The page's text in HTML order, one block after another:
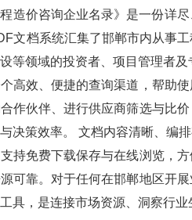
程造价咨询企业名录》是一份详
文档系统汇集了邯郸市内从事
等领域的投资者、项目管理者
高效、便捷的查询渠道，帮助
作伙伴、进行供应商筛选与比
决策效率。 文档内容清晰、编
持免费下载保存与在线浏览，
可靠。对于任何在邯郸地区开
具，是连接市场资源、洞察行业